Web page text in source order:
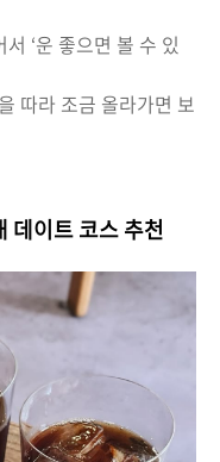
‘운 좋으면 볼 수 있
따라 조금 올라가면 보
데이트 코스 추천